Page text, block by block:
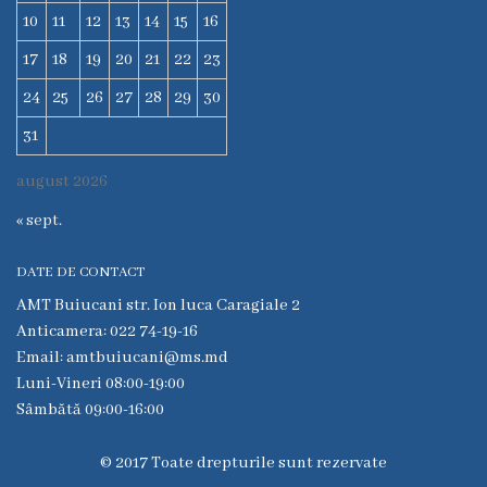
6
Secţia
medicina
de
Serviciul
Consultativ
Specializat
Centrul
august 2026
10
11 12 13 14 15
16
17
18 19 20 21 22
23
24
25 26 27 28 29
30
31
« sept.
DATE DE CONTACT
AMT Buiucani str. Ion luca Caragiale 2
Anticamera: 022 74-19-16
Email: amtbuiucani@ms.md
Luni-Vineri 08:00-19:00
Sâmbătă 09:00-16:00
© 2017 Toate drepturile sunt rezervate